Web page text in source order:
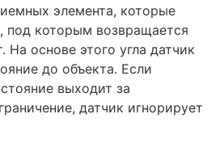
элемента, которые
под которым возвращается
На основе этого угла датчик
до объекта. Если
выходит за
датчик игнорирует